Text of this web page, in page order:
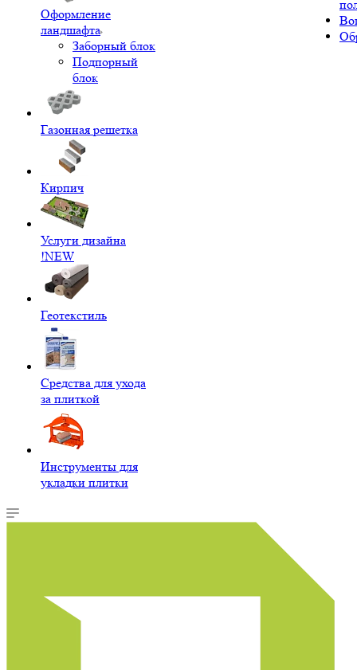
Оформление
ландшафта
Заборный блок
Подпорный
блок
Газонная решетка
Кирпич
Услуги дизайна
!NEW
Геотекстиль
Средства для ухода
за плиткой
Инструменты для
укладки плитки